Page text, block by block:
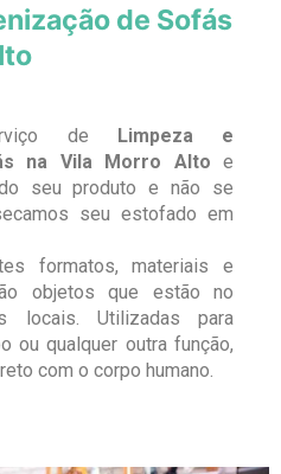
de Sofás
de Limpeza e
na Vila Morro Alto e
seu produto e não se
seu estofado em
formatos, materiais e
objetos que estão no
locais. Utilizadas para
ou qualquer outra função,
com o corpo humano.